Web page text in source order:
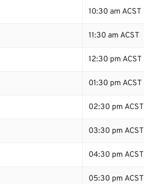
10:30 am ACST
11:30 am ACST
12:30 pm ACST
01:30 pm ACST
02:30 pm ACST
03:30 pm ACST
04:30 pm ACST
05:30 pm ACST